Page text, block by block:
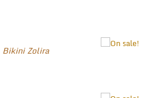
Bikini Zolira